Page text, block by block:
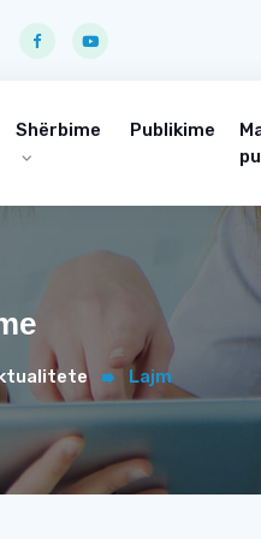
Shërbime Publikime
Lajm